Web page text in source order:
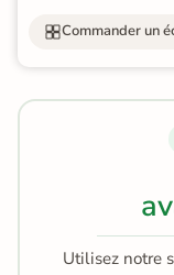
Commander un
Utilisez notre